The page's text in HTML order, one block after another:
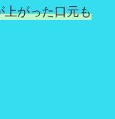
上がった口元も